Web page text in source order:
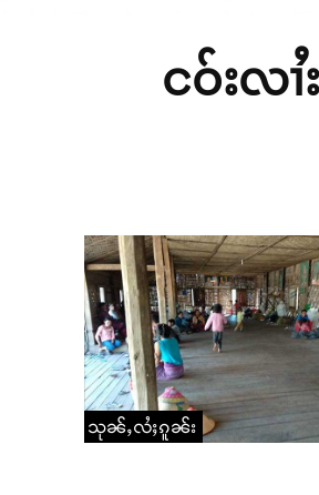
ငဝ်းလ
သုၼ်ႇလႆႈၵူၼ်း